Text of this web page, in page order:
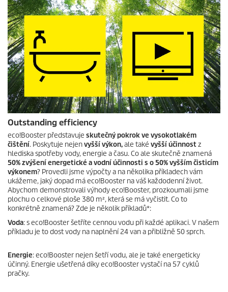
Outstanding efficiency
eco!Booster představuje skutečný pokrok ve vysokotlakém
čištění. Poskytuje nejenvyšší výkon,ale také vyšší účinnostz
hlediska spotřeby vody, energie a času. Co ale skutečně znamená
50% zvýšení energetické a vodní účinnosti s o 50% vyšším čisticím
výkonem? Provedli jsme výpočty a na několika příkladech vám
ukážeme, jaký dopad máeco!Booster na váš každodenní život.
Abychom demonstrovali výhodyeco!Booster, prozkoumali jsme
plochu o celkové ploše 380 m², která se má vyčistit. Co to
konkrétně znamená? Zde je několik příkladů*:
Voda: seco!Boosteršetříte cennou vodu při každé aplikaci. V našem
příkladu je to dost vody na naplnění 24 van a přibližně 50 sprch.
Energie:eco!Booster nejen šetří vodu, ale je také energeticky
účinný. Energie ušetřená díkyeco!Boostervystačí na 57 cyklů
pračky.